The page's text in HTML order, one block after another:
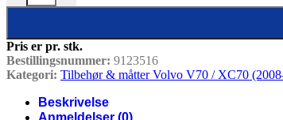
Pris er pr. stk.
Bestillingsnummer: 9123516
Kategori: Tilbehør & måtter Volvo V70 / XC70
Beskrivelse
Anmeldelser (0)